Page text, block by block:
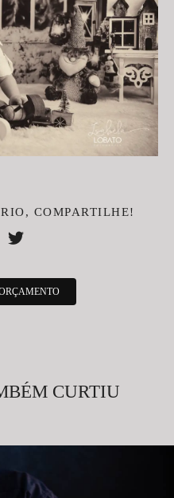
COMPARTILHE!
CURTIU